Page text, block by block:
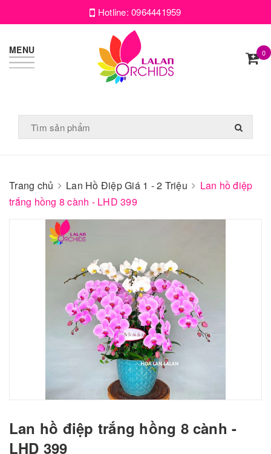
Hotline:0964441959
MENU 0
Trang chủ Lan Hồ Điệp Giá 1 - 2 Triệu
Lan hồ điệp
trắng hồng 8 cành - LHD 399
Lan hồ điệp trắng hồng 8 cành -
LHD 399